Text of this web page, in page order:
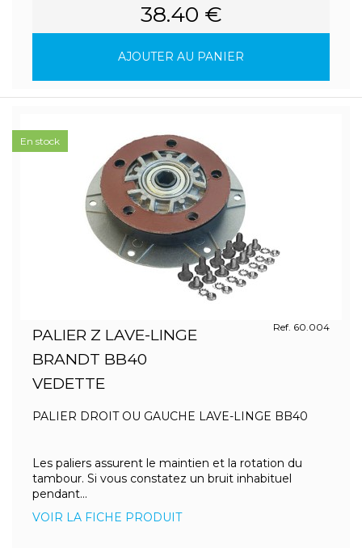
38.40 €
AJOUTER AU PANIER
PALIER Z LAVE-LINGE
BRANDT BB40
VEDETTE
Ref. 60.004
PALIER DROIT OU GAUCHE LAVE-LINGE BB40
Les paliers assurent le maintien et la rotation du
tambour. Si vous constatez un bruit inhabituel
pendant...
VOIR LA FICHE PRODUIT
En stock